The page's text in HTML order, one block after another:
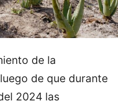
de la
de que durante
2024 las